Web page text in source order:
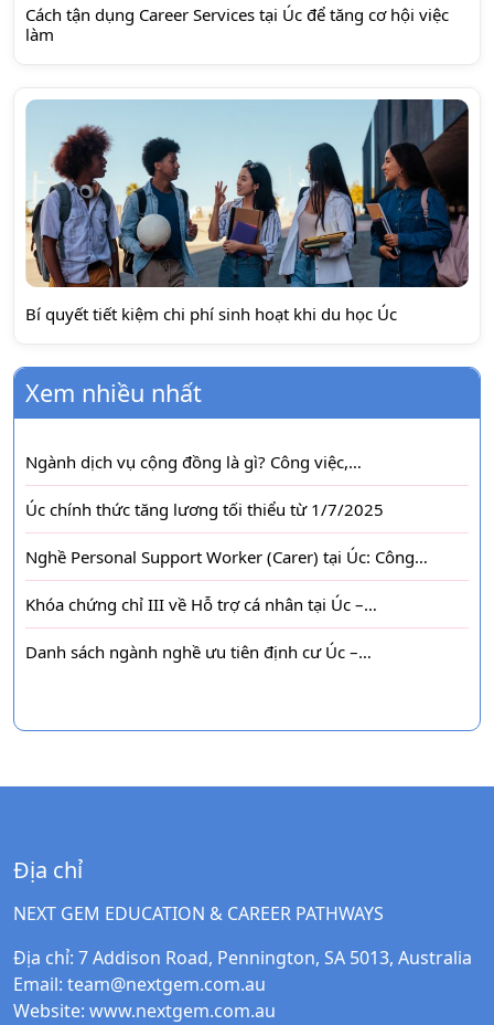
Cách tận dụng Career Services tại Úc để tăng cơ hội việc
làm
Bí quyết tiết kiệm chi phí sinh hoạt khi du học Úc
Xem nhiều nhất
Ngành dịch vụ cộng đồng là gì? Công việc,…
Úc chính thức tăng lương tối thiểu từ 1/7/2025
Nghề Personal Support Worker (Carer) tại Úc: Công…
Khóa chứng chỉ III về Hỗ trợ cá nhân tại Úc –…
Danh sách ngành nghề ưu tiên định cư Úc –…
Địa chỉ
NEXT GEM EDUCATION & CAREER PATHWAYS
Địa chỉ: 7 Addison Road, Pennington, SA 5013, Australia
Email: team@nextgem.com.au
Website: www.nextgem.com.au